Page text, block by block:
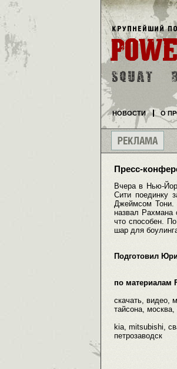
Пресс-
Вчера в Нью-
Сити поединку
Джеймсом Тони.
назвал Рахмана
что способен.
шар для
Подготовил
по материалам
скачать, видео,
тайсона, москва,
kia, mitsubishi,
петрозаводск
НОВОСТИ О